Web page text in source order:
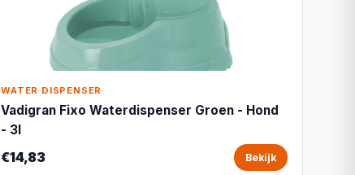
WATER DISPENSER
Vadigran Fixo Waterdispenser Groen - Hond
- 3l
€14,83 Bekijk